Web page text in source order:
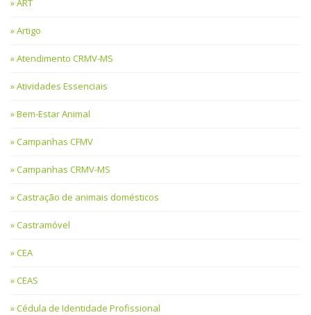
ART
Artigo
Atendimento CRMV-MS
Atividades Essenciais
Bem-Estar Animal
Campanhas CFMV
Campanhas CRMV-MS
Castração de animais domésticos
Castramóvel
CEA
CEAS
Cédula de Identidade Profissional